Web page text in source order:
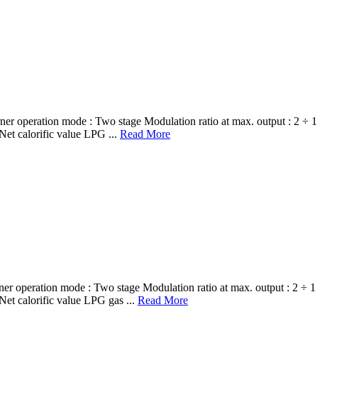
mode : Two stage Modulation ratio at max. output : 2 ÷ 1
calorific value LPG ... Read More
mode : Two stage Modulation ratio at max. output : 2 ÷ 1
calorific value LPG gas ... Read More